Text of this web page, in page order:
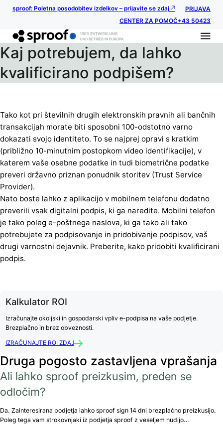
sproof: Poletna posodobitev izdelkov – prijavite se zdaj
PRIJAVA
CENTER ZA POMOČ+43 50423
Kaj potrebujem, da lahko
kvalificirano podpišem?
Tako kot pri številnih drugih elektronskih pravnih ali bančnih
transakcijah morate biti sposobni 100-odstotno varno
dokazati svojo identiteto. To se najprej opravi s kratkim
(približno 10-minutnim postopkom video identifikacije), v
katerem vaše osebne podatke in tudi biometrične podatke
preveri državno priznan ponudnik storitev (Trust Service
Provider).
Nato boste lahko z aplikacijo v mobilnem telefonu dodatno
preverili vsak digitalni podpis, ki ga naredite. Mobilni telefon
je tako poleg e-poštnega naslova, ki ga tako ali tako
potrebujete za podpisovanje in pridobivanje podpisov, vaš
drugi varnostni dejavnik. Preberite, kako pridobiti kvalificirani
podpis.
Kalkulator ROI
Izračunajte okoljski in gospodarski vpliv e-podpisa na vaše podjetje.
Brezplačno in brez obveznosti.
IZRAČUNAJTE ROI ZDAJ
Druga pogosto zastavljena vprašanja
Ali lahko sproof preizkusim, preden se
odločim?
Da. Zainteresirana podjetja lahko sproof sign 14 dni brezplačno preizkusijo.
Poleg tega vam strokovnjaki iz podjetja sproof z veseljem nudijo…